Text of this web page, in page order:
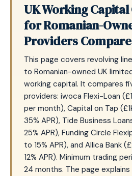
UK Working
for Romanian-
Providers
This page covers revolving
to Romanian-owned UK
working capital. It compares
providers: iwoca Flexi-Loan
per month), Capital on Tap
35% APR), Tide Business
25% APR), Funding Circle
to 15% APR), and Allica Bank
12% APR). Minimum trading
24 months. The page